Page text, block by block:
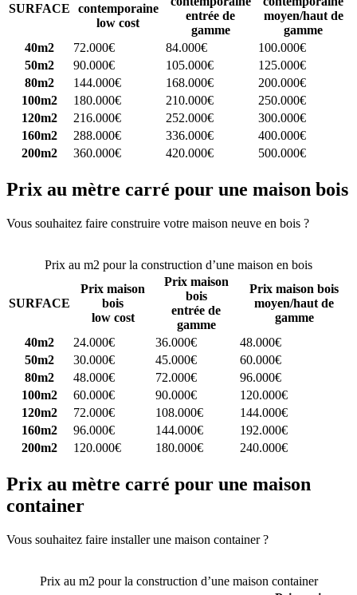
SURFACE
contemporaine
low cost
entrée de
gamme
moyen/haut de
gamme
40m2
72.000€ 84.000€
100.000€
50m2
90.000€ 105.000€
125.000€
80m2
144.000€ 168.000€
200.000€
100m2
180.000€ 210.000€
250.000€
120m2
216.000€ 252.000€
300.000€
160m2
288.000€ 336.000€
400.000€
200m2
360.000€ 420.000€ 500.000€
Prix au mètre carré pour une maison bois
Vous souhaitez faire construire votre maison neuve en bois ?
Prix au m2 pour la construction d’une maison en bois
SURFACE
Prix maison
bois
low cost
Prix maison
bois
entrée de
gamme
Prix maison bois
moyen/haut de
gamme
40m2
24.000€ 36.000€
48.000€
50m2
30.000€ 45.000€
60.000€
80m2
48.000€ 72.000€
96.000€
100m2
60.000€ 90.000€
120.000€
120m2
72.000€ 108.000€
144.000€
160m2
96.000€ 144.000€
192.000€
200m2
120.000€ 180.000€ 240.000€
Prix au mètre carré pour une maison
container
Vous souhaitez faire installer une maison container ?
Prix au m2 pour la construction d’une maison container